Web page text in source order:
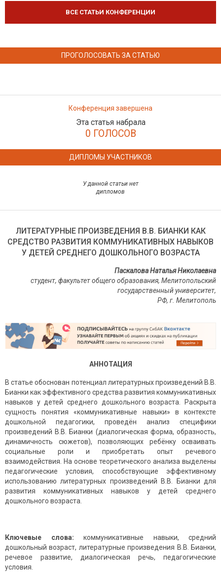
ВСЕ СТАТЬИ КОНФЕРЕНЦИИ
ПРОГОЛОСОВАТЬ ЗА СТАТЬЮ
Конференция завершена
Эта статья набрала
0 ГОЛОСОВ
ДИПЛОМЫ УЧАСТНИКОВ
У данной статьи нет
дипломов
ЛИТЕРАТУРНЫЕ ПРОИЗВЕДЕНИЯ В.В. БИАНКИ КАК
СРЕДСТВО РАЗВИТИЯ КОММУНИКАТИВНЫХ НАВЫКОВ
У ДЕТЕЙ СРЕДНЕГО ДОШКОЛЬНОГО ВОЗРАСТА
Паскалова Наталья Николаевна
студент, факультет общего образования, Мелитопольский
государственный университет,
РФ, г. Мелитополь
АННОТАЦИЯ
В статье обоснован потенциал литературных произведений В.В.
Бианки как эффективного средства развития коммуникативных
навыков у детей среднего дошкольного возраста. Раскрыта
сущность понятия «коммуникативные навыки» в контексте
дошкольной педагогики, проведён анализ специфики
произведений В.В. Бианки (диалогическая форма, образность,
динамичность сюжетов), позволяющих ребёнку осваивать
социальные роли и приобретать опыт речевого
взаимодействия. На основе теоретического анализа выделены
педагогические условия, способствующие эффективному
использованию литературных произведений В.В. Бианки для
развития коммуникативных навыков у детей среднего
дошкольного возраста.
Ключевые слова: коммуникативные навыки, средний
дошкольный возраст, литературные произведения В.В. Бианки,
речевое развитие, диалогическая речь, педагогические
условия.